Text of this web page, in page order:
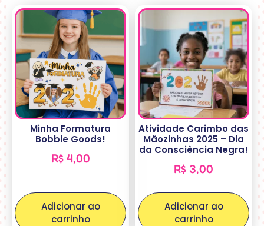
Minha Formatura
Bobbie Goods!
R$4,00
Adicionar ao
carrinho
Atividade Carimbo das
Mãozinhas 2025 – Dia
da Consciência Negra!
R$ 3,00
Adicionar ao
carrinho